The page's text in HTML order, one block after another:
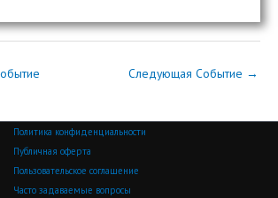
Следующая Событие →
Политика конфиденциальности
Публичная оферта
Пользовательское соглашение
Часто задаваемые вопросы